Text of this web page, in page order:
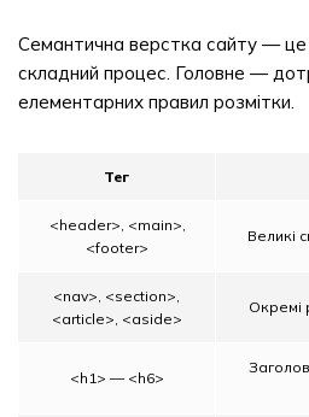
Семантична верстка сайту —
складний процес. Головне —
елементарних правил розмітки.
Тег
<header>, <main>,
<footer>
Великі
<nav>, <section>,
<article>, <aside>
Окремі
<h1> — <h6>